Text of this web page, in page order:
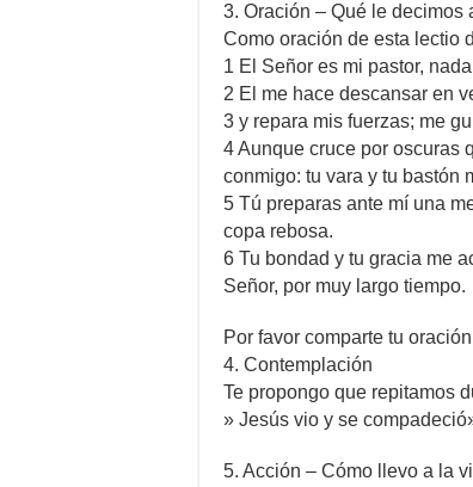
3. Oración – Qué le decimos
Como oración de esta lectio
1 El Señor es mi pastor,
2 El me hace descansar en
3 y repara mis fuerzas; me
4 Aunque cruce por oscuras
conmigo: tu vara y tu bastón
5 Tú preparas ante mí una
copa rebosa.
6 Tu bondad y tu gracia me
Señor, por muy largo tiempo.
Por favor comparte tu
4. Contemplación
Te propongo que repitamos
» Jesús vio y se
5. Acción – Cómo llevo a la